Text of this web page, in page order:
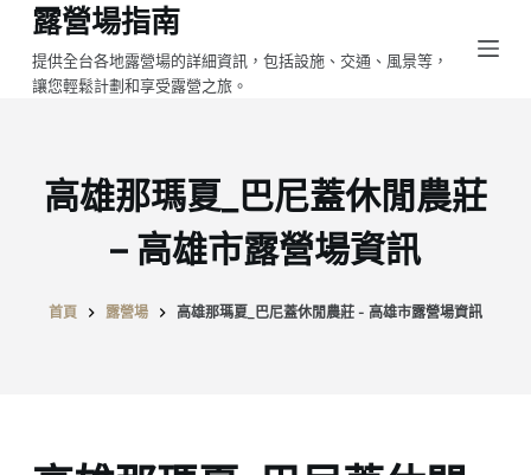
跳
至
主
露營場指南
提供全台各地露營場的詳細資訊，包括設施、交通、風景等，
讓您輕鬆計劃和享受露營之旅。
高雄那瑪夏_巴尼蓋休閒農莊
– 高雄市露營場資訊
首頁 露營場 高雄那瑪夏_巴尼蓋休閒農莊 - 高雄市露營場資訊